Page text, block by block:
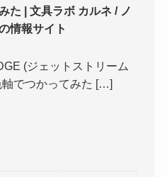
た | 文具ラボ カルネ / ノ
情報サイト
(ジェットストリーム
軸でつかってみた […]